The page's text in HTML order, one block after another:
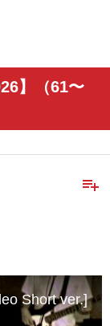
】（61〜
playlist_add
Short ver.]